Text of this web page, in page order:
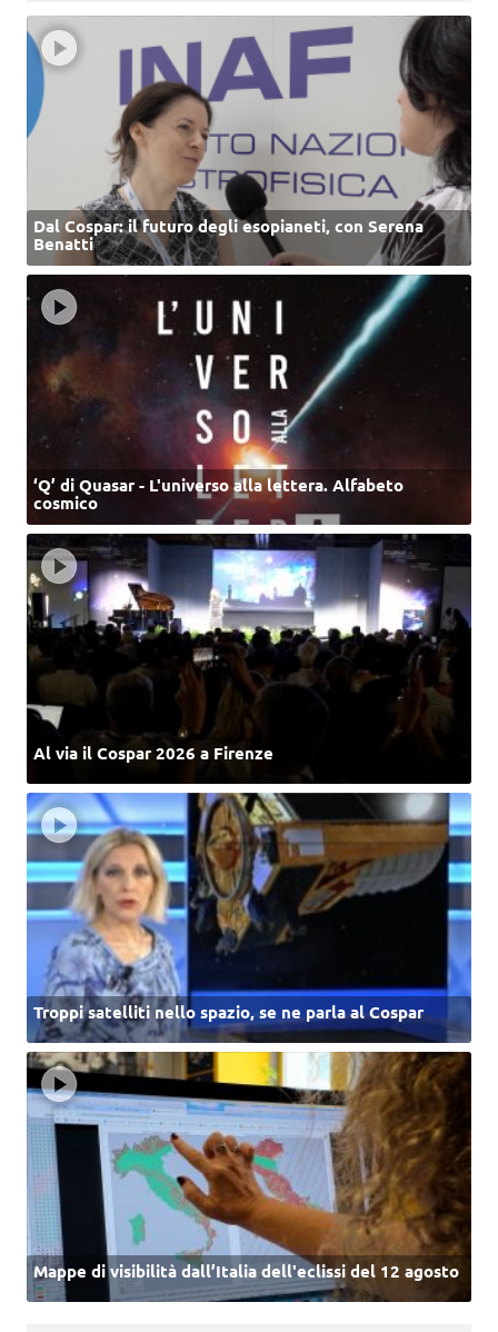
Dal Cospar: il futuro degli esopianeti, con Serena
Benatti
‘Q’ di Quasar - L'universo alla lettera. Alfabeto
cosmico
Al via il Cospar 2026 a Firenze
Troppi satelliti nello spazio, se ne parla al Cospar
Mappe di visibilità dall’Italia dell'eclissi del 12 agosto